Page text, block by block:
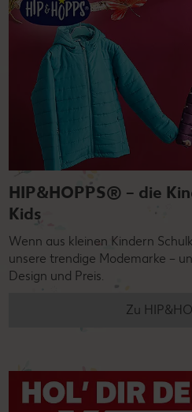
HIP&HOPPS® – die
Kids
Wenn aus kleinen Kindern
unsere trendige Modemarke –
Design und Preis.
Zu